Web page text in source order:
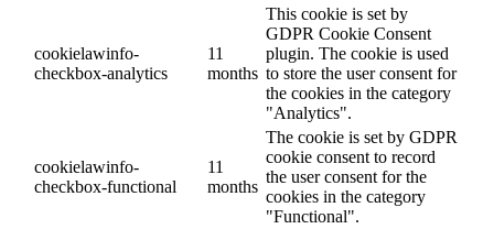
cookielawinfo-
checkbox-analytics
11
months
This cookie is set by
GDPR Cookie Consent
plugin. The cookie is used
to store the user consent for
the cookies in the category
"Analytics".
cookielawinfo-
checkbox-functional
11
months
The cookie is set by GDPR
cookie consent to record
the user consent for the
cookies in the category
"Functional".